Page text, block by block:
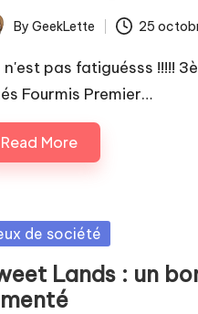
By GeekLette 25
n'est pas fatiguésss !!!!!
Fourmis Premier…
Read More
de société
Lands : un